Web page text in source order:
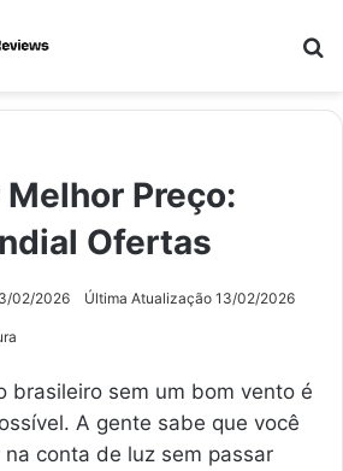
Preço:
Ofertas
02/2026 Última Atualização 13/02/2026
brasileiro sem um bom vento é
A gente sabe que você
conta de luz sem passar